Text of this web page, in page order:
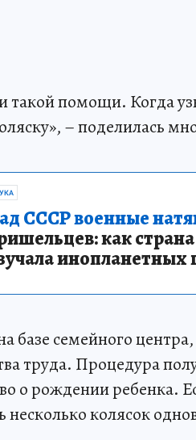
такой помощи. Когда
– поделилась
СССР военные
как
инопланетных
базе семейного
труда. Процедура
о рождении ребенка.
колясок